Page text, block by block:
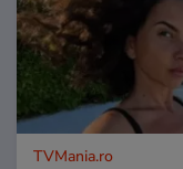
TVMania.ro